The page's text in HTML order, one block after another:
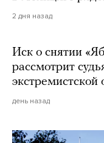
2 дня назад
Иск о снятии
рассмотрит
экстремистской
день назад